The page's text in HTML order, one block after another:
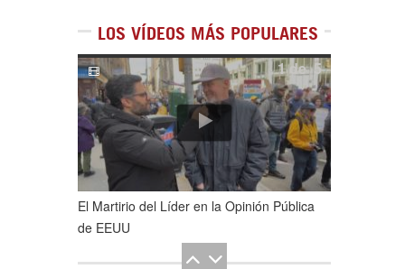
LOS VÍDEOS MÁS POPULARES
1de5
El Martirio del Líder en la Opinión Pública
de EEUU